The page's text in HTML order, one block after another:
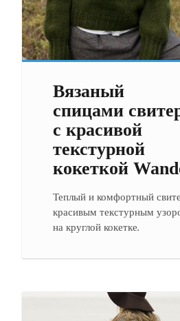
Вязаный
спицами
с красивой
текстурной
кокеткой
Теплый и комфортный
красивым текстурным
на круглой кокетке.